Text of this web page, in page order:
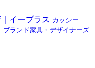
イープラス カッシー
ランド家具・デザイナーズ